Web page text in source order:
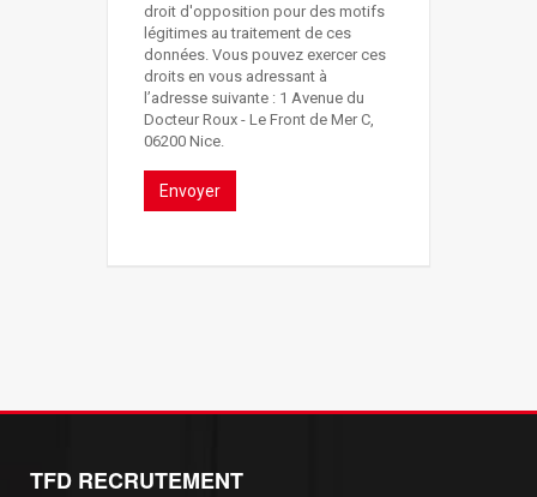
droit d'opposition pour des motifs
légitimes au traitement de ces
données. Vous pouvez exercer ces
droits en vous adressant à
l’adresse suivante : 1 Avenue du
Docteur Roux - Le Front de Mer C,
06200 Nice.
Envoyer
TFD RECRUTEMENT